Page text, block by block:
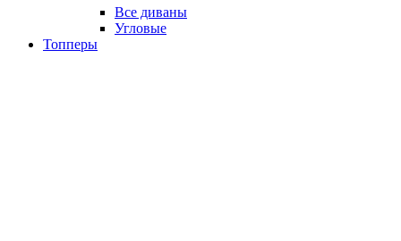
Все диваны
Угловые
Топперы